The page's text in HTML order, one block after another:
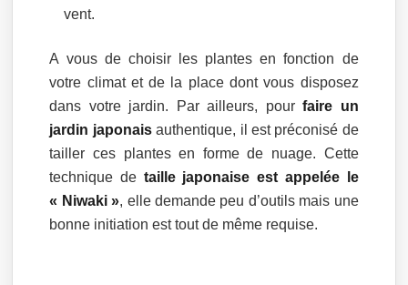
vent.
A vous de choisir les plantes en fonction de
votre climat et de la place dont vous disposez
dans votre jardin. Par ailleurs, pourfaire un
jardin japonaisauthentique, il est préconisé de
tailler ces plantes en forme de nuage. Cette
technique de taille japonaise est appelée le
« Niwaki », elle demande peu d’outils mais une
bonne initiation est tout de même requise.